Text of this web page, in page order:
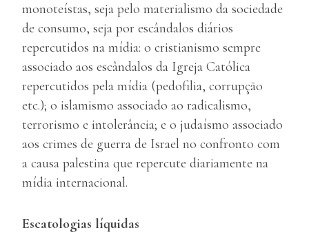
monoteístas, seja pelo materialismo da sociedade
de consumo, seja por escândalos diários
repercutidos na mídia: o cristianismo sempre
associado aos escândalos da Igreja Católica
repercutidos pela mídia (pedofilia, corrupção
etc.); o islamismo associado ao radicalismo,
terrorismo e intolerância; e o judaísmo associado
aos crimes de guerra de Israel no confronto com
a causa palestina que repercute diariamente na
mídia internacional.
Escatologias líquidas